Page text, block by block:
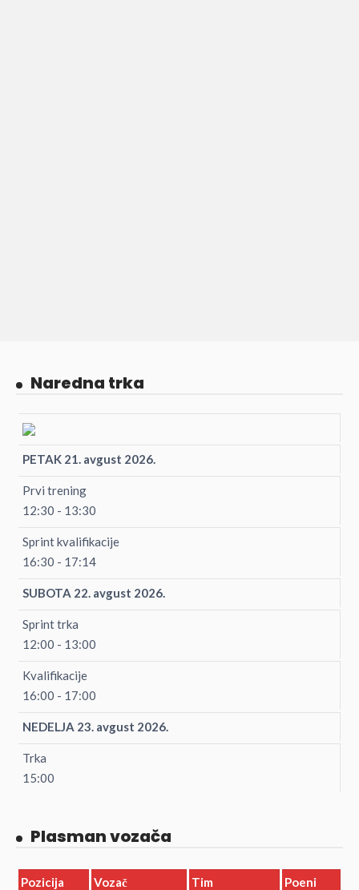
Naredna trka
PETAK 21. avgust 2026.
Prvi trening
12:30 - 13:30
Sprint kvalifikacije
16:30 - 17:14
SUBOTA 22. avgust 2026.
Sprint trka
12:00 - 13:00
Kvalifikacije
16:00 - 17:00
NEDELJA 23. avgust 2026.
Trka
15:00
Plasman vozača
Pozicija Vozač Tim
Poeni